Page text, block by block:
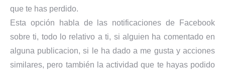
que te has perdido.
Esta opción habla de las notificaciones de Facebook
sobre ti, todo lo relativo a ti, si alguien ha comentado en
alguna publicacion, si le ha dado a me gusta y acciones
similares, pero también la actividad que te hayas podido